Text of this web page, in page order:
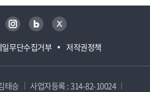
일무단수집거부 저작권정책
인스타그램 블로그 트위터
태승
사업자등록 : 314-82-10024